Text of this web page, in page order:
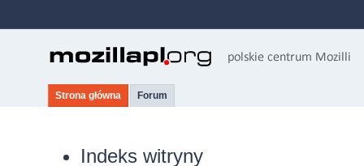
Strona główna Forum
Indeks witryny